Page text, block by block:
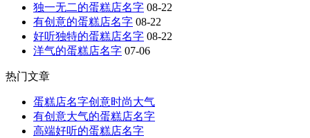
独一无二的蛋糕店名字 08-22
有创意的蛋糕店名字 08-22
好听独特的蛋糕店名字 08-22
洋气的蛋糕店名字 07-06
热门文章
蛋糕店名字创意时尚大气
有创意大气的蛋糕店名字
高端好听的蛋糕店名字